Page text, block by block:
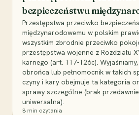
bezpieczeństwu
Przestępstwa przeciwko
międzynarodowemu w polskim
wszystkim zbrodnie przeciwko
przestępstwa wojenne z Rozdziału
karnego (art. 117-126c).
obrońca lub pełnomocnik w takich
czyny i kary obejmuje ta kategoria
sprawy szczególne (brak
uniwersalna).
8 min czytania